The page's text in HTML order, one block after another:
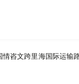
情咨文跨里海国际运输